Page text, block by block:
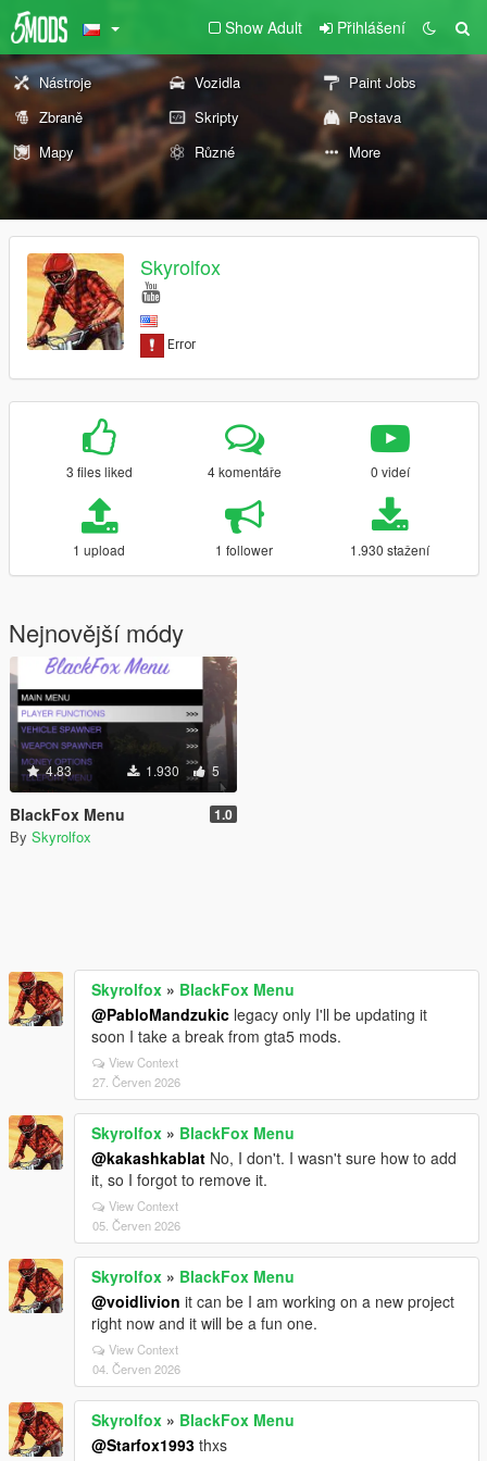
Show Adult Přihlášení
Nástroje Vozidla
Paint Jobs
Zbraně
Skripty
Postava
Mapy
Různé More
Skyrolfox
3 files liked 4 komentáře 0 videí
1 upload 1 follower 1.930 stažení
Nejnovější módy
4.83 1.930 5
BlackFox Menu 1.0
By Skyrolfox
Skyrolfox » BlackFox Menu
@PabloMandzukic legacy only I'll be updating it
soon I take a break from gta5 mods.
View Context
27. Červen 2026
Skyrolfox » BlackFox Menu
@kakashkablat No, I don't. I wasn't sure how to add
it, so I forgot to remove it.
View Context
05. Červen 2026
Skyrolfox » BlackFox Menu
@voidlivion it can be I am working on a new project
right now and it will be a fun one.
View Context
04. Červen 2026
Skyrolfox » BlackFox Menu
@Starfox1993 thxs